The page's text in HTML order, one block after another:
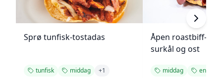
Sprø tunfisk-tostadas
tunfisk middag +1
Åpen roastbiff-
surkål og ost
middag enkel